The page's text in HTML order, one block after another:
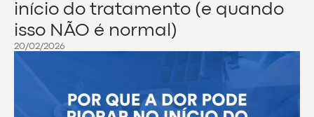
início do tratamento (e quando
isso NÃO é normal)
20/02/2026